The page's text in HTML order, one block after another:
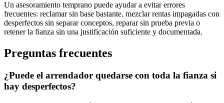
Un asesoramiento temprano puede ayudar a evitar errores
frecuentes: reclamar sin base bastante, mezclar rentas impagadas con
desperfectos sin separar conceptos, reparar sin prueba previa o
retener la fianza sin una justificación suficiente y documentada.
Preguntas frecuentes
¿Puede el arrendador quedarse con toda la fianza si
hay desperfectos?